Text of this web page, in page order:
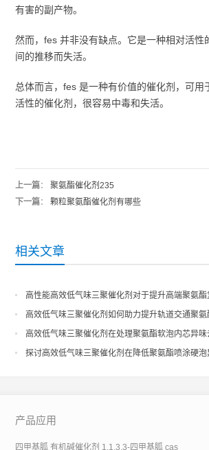
有害的副产物。
然而，fes 并非没有缺点。它是一种相对活
间的推移而失活。
总体而言，fes 是一种有价值的催化剂，可
活性的催化剂，很容易中毒和失活。
上一篇： 聚氨酯催化剂235
下一篇： 颗粒聚氨酯催化剂有哪些
相关文章
高性能高效低气味三聚催化剂对于提升高端聚氨
别效能高效低气味三聚催化剂如何助力提升轨道交通聚氨
空气质量
高效低气味三聚催化剂在处理聚氨酯软泡内芯异
应用指导
探讨高效低气味三聚催化剂在降低聚氨酯喷涂硬
产品应用
四甲基胍 有机碱催化剂 1,1,3,3-四甲基胍 cas